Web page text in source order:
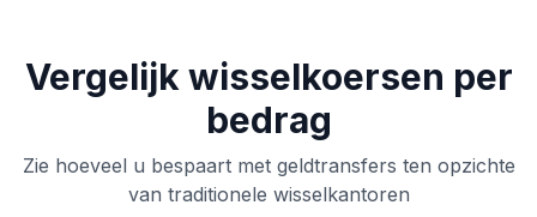
Vergelijk wisselkoersen per
bedrag
Zie hoeveel u bespaart met geldtransfers ten opzichte
van traditionele wisselkantoren